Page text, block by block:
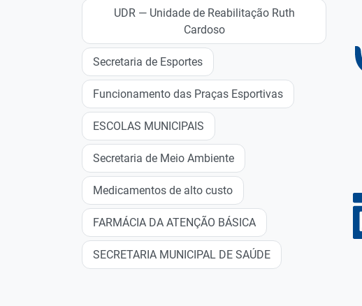
UDR — Unidade de Reabilitação Ruth
Cardoso
Secretaria de Esportes
Funcionamento das Praças Esportivas
ESCOLAS MUNICIPAIS
Secretaria de Meio Ambiente
Medicamentos de alto custo
FARMÁCIA DA ATENÇÃO BÁSICA
SECRETARIA MUNICIPAL DE SAÚDE